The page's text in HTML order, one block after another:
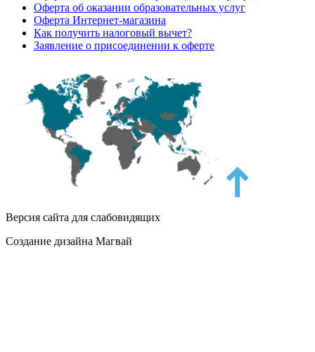
Оферта об оказании образовательных услуг
Оферта Интернет-магазина
Как получить налоговый вычет?
Заявление о присоединении к оферте
Версия сайта для слабовидящих
Создание дизайна Магвай